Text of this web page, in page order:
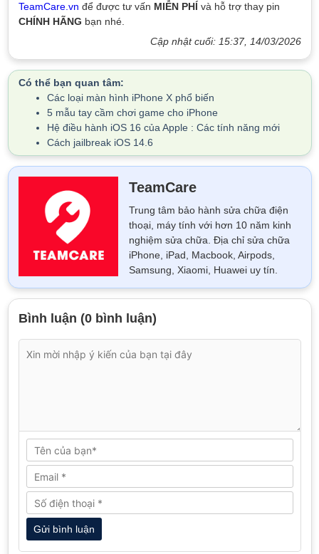
TeamCare.vn để được tư vấn MIỄN PHÍ và hỗ trợ thay pin
CHÍNH HÃNG bạn nhé.
Cập nhật cuối: 15:37, 14/03/2026
Có thể bạn quan tâm:
Các loại màn hình iPhone X phổ biến
5 mẫu tay cầm chơi game cho iPhone
Hệ điều hành iOS 16 của Apple : Các tính năng mới
Cách jailbreak iOS 14.6
TeamCare
Trung tâm bảo hành sửa chữa điện
thoại, máy tính với hơn 10 năm kinh
nghiệm sửa chữa. Địa chỉ sửa chữa
iPhone, iPad, Macbook, Airpods,
Samsung, Xiaomi, Huawei uy tín.
Bình luận (0 bình luận)